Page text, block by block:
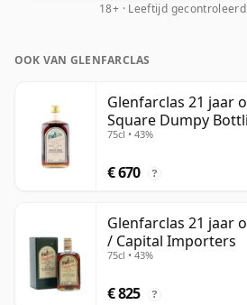
18+ · Leeftijd
OOK VAN GLENFARCLAS
Glenfarclas 21 jaar
Square Dumpy
75cl • 43%
€ 670 ?
Glenfarclas 21 jaar
/ Capital Importers
75cl • 43%
€ 825 ?